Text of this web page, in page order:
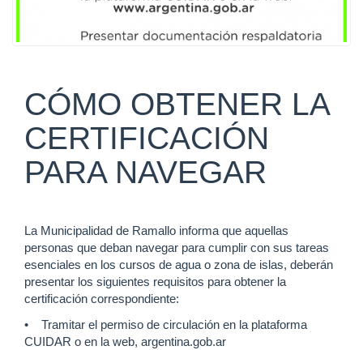
CÓMO OBTENER LA
CERTIFICACIÓN
PARA NAVEGAR
La Municipalidad de Ramallo informa que aquellas
personas que deban navegar para cumplir con sus tareas
esenciales en los cursos de agua o zona de islas, deberán
presentar los siguientes requisitos para obtener la
certificación correspondiente:
• Tramitar el permiso de circulación en la plataforma
CUIDAR o en la web, argentina.gob.ar